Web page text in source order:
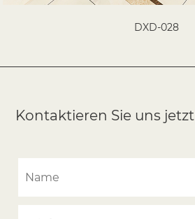
DXD-028
Kontaktieren Sie uns jetzt